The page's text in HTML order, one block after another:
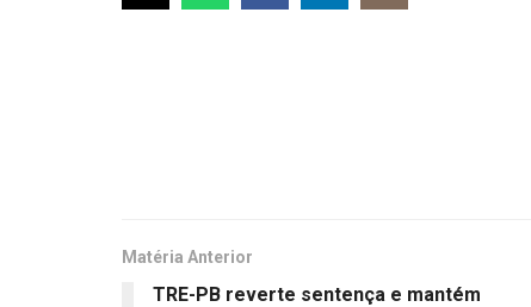
Matéria Anterior
TRE-PB reverte sentença e mantém